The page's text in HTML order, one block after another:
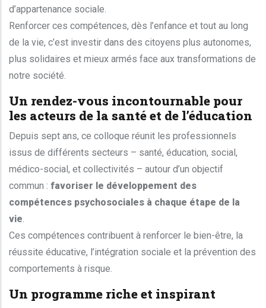
d’appartenance sociale.
Renforcer ces compétences, dès l’enfance et tout au long
de la vie, c’est investir dans des citoyens plus autonomes,
plus solidaires et mieux armés face aux transformations de
notre société.
Un rendez-vous incontournable pour
les acteurs de la santé et de l’éducation
Depuis sept ans, ce colloque réunit les professionnels
issus de différents secteurs – santé, éducation, social,
médico-social, et collectivités – autour d’un objectif
commun : favoriser le développement des
compétences psychosociales à chaque étape de la
vie.
Ces compétences contribuent à renforcer le bien-être, la
réussite éducative, l’intégration sociale et la prévention des
comportements à risque.
Un programme riche et inspirant